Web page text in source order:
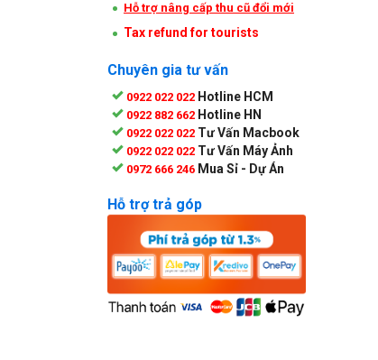
Hỗ trợ nâng cấp thu cũ đổi mới
Tax refund for tourists
Chuyên gia tư vấn
0922 022 022 Hotline HCM
0922 882 662 Hotline HN
0922 022 022 Tư Vấn Macbook
0922 022 022 Tư Vấn Máy Ảnh
0972 666 246 Mua Sỉ - Dự Án
Hỗ trợ trả góp